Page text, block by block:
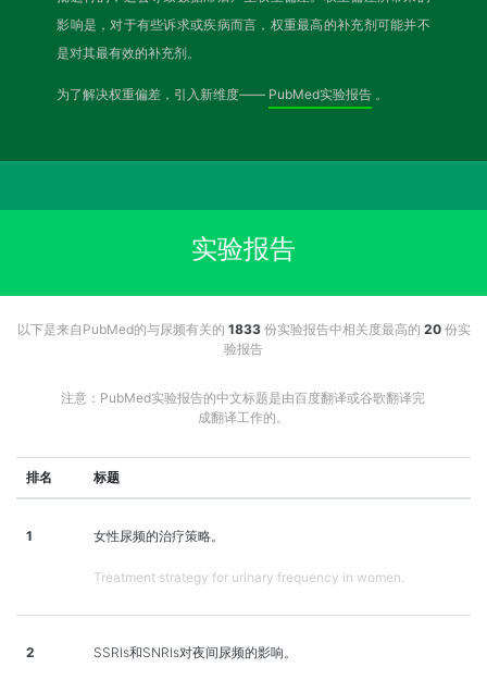
影响是，对于有些诉求或疾病而言，权重最高的补充剂可能并不
是对其最有效的补充剂。
为了解决权重偏差，引入新维度—— PubMed实验报告 。
实验报告
以下是来自PubMed的与尿频有关的 1833份实验报告中相关度最高的 20份实
验报告
注意：PubMed实验报告的中文标题是由百度翻译或谷歌翻译完
成翻译工作的。
排名 标题
1 女性尿频的治疗策略。
Treatment strategy for urinary frequency in women.
2 SSRIs和SNRIs对夜间尿频的影响。